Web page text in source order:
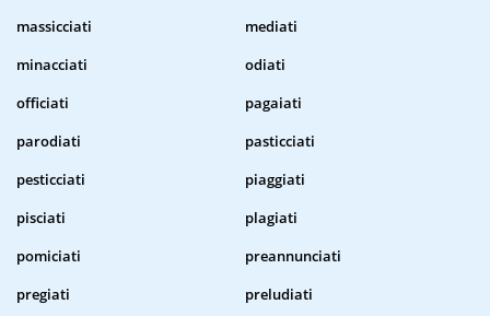
massicciati
mediati
minacciati
odiati
officiati
pagaiati
parodiati
pasticciati
pesticciati
piaggiati
pisciati
plagiati
pomiciati
preannunciati
pregiati
preludiati